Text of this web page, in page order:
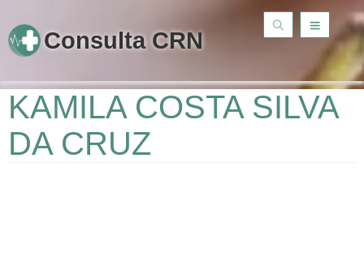
Consulta CRN
KAMILA COSTA SILVA
DA CRUZ